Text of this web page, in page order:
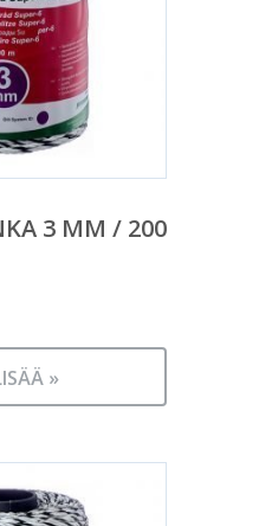
3 MM / 200
»